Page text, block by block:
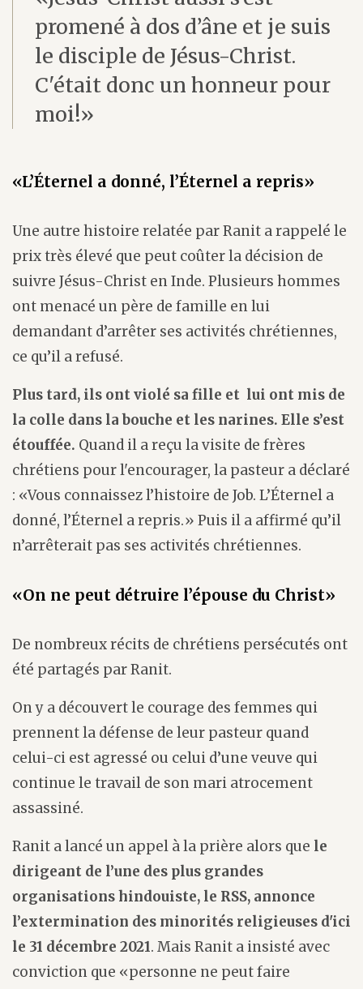
promené à dos d’âne et je suis
le disciple de Jésus-Christ.
C'était donc un honneur pour
moi!»
«L’Éternel a donné, l’Éternel a repris»
Une autre histoire relatée par Ranit a rappelé le
prix très élevé que peut coûter la décision de
suivre Jésus-Christ en Inde. Plusieurs hommes
ont menacé un père de famille en lui
demandant d’arrêter ses activités chrétiennes,
ce qu’il a refusé.
Plus tard, ils ont violé sa fille et lui ont mis de
la colle dans la bouche et les narines. Elle s’est
étouffée. Quand il a reçu la visite de frères
chrétiens pour l'encourager, la pasteur a déclaré
: «Vous connaissez l’histoire de Job. L’Éternel a
donné, l’Éternel a repris.» Puis il a affirmé qu’il
n’arrêterait pas ses activités chrétiennes.
«On ne peut détruire l’épouse du Christ»
De nombreux récits de chrétiens persécutés ont
été partagés par Ranit.
On y a découvert le courage des femmes qui
prennent la défense de leur pasteur quand
celui-ci est agressé ou celui d’une veuve qui
continue le travail de son mari atrocement
assassiné.
Ranit a lancé un appel à la prière alors que le
dirigeant de l’une des plus grandes
organisations hindouiste, le RSS, annonce
l’extermination des minorités religieuses d'ici
le 31 décembre 2021. Mais Ranit a insisté avec
conviction que «personne ne peut faire